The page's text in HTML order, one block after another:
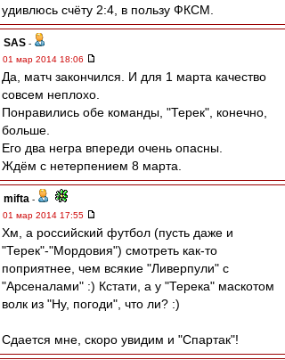
удивлюсь счёту 2:4, в пользу ФКСМ.
SAS -
01 мар 2014 18:06
Да, матч закончился. И для 1 марта качество
совсем неплохо.
Понравились обе команды, "Терек", конечно,
больше.
Его два негра впереди очень опасны.
Ждём с нетерпением 8 марта.
mifta -
01 мар 2014 17:55
Хм, а российский футбол (пусть даже и
"Терек"-"Мордовия") смотреть как-то
поприятнее, чем всякие "Ливерпули" с
"Арсеналами" :) Кстати, а у "Терека" маскотом
волк из "Ну, погоди", что ли? :)
Сдается мне, скоро увидим и "Спартак"!